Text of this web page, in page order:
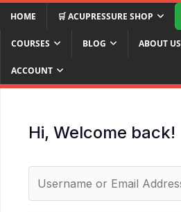
HOME 🛒 ACUPRESSURE SHOP
COURSES BLOG ABOUT US
ACCOUNT
Hi, Welcome back!